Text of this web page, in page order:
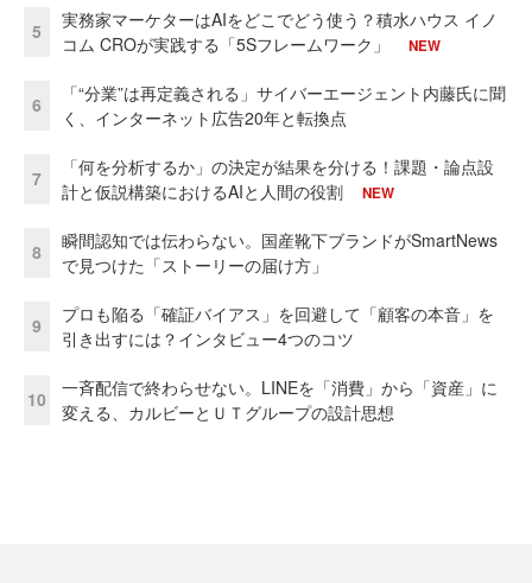
5
実務家マーケターはAIをどこでどう使う？積水ハウス イノ
コム CROが実践する「5Sフレームワーク」
NEW
6
「“分業”は再定義される」サイバーエージェント内藤氏に聞
く、インターネット広告20年と転換点
7
「何を分析するか」の決定が結果を分ける！課題・論点設
計と仮説構築におけるAIと人間の役割
NEW
8
瞬間認知では伝わらない。国産靴下ブランドがSmartNews
で見つけた「ストーリーの届け方」
9
プロも陥る「確証バイアス」を回避して「顧客の本音」を
引き出すには？インタビュー4つのコツ
10
一斉配信で終わらせない。LINEを「消費」から「資産」に
変える、カルビーとＵＴグループの設計思想